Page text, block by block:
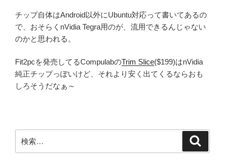
チップ自体はAndroid以外にUbuntu対応って書いてあるの
で、おそらくnVidia Tegra用のが、流用できるんじゃない
のかと思われる。
Fit2pcを発売してるCompulabのTrim Slice($199)はnVidia
純正チップっぽいけど、それより安く出てくるならおも
しろそうだなぁ～
索: